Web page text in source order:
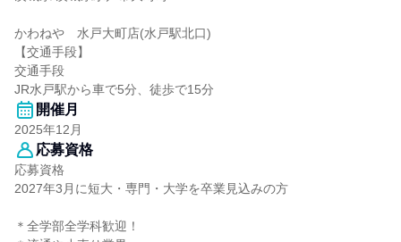
かわねや 水戸大町店(水戸駅北口)
【交通手段】
交通手段
JR水戸駅から車で5分、徒歩で15分
開催月
2025年12月
応募資格
応募資格
2027年3月に短大・専門・大学を卒業見込みの方
＊全学部全学科歓迎！